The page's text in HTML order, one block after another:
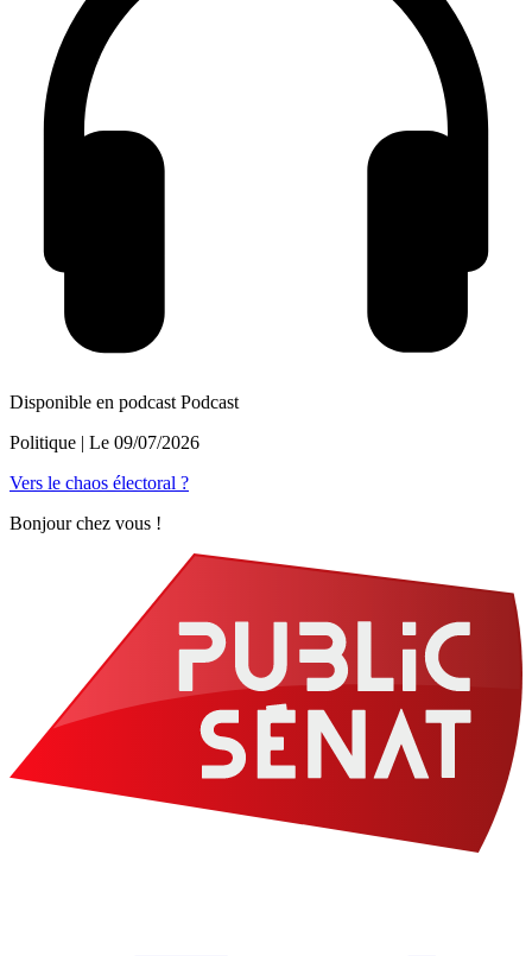
Disponible en podcast Podcast
Politique | Le 09/07/2026
Vers le chaos électoral ?
Bonjour chez vous !